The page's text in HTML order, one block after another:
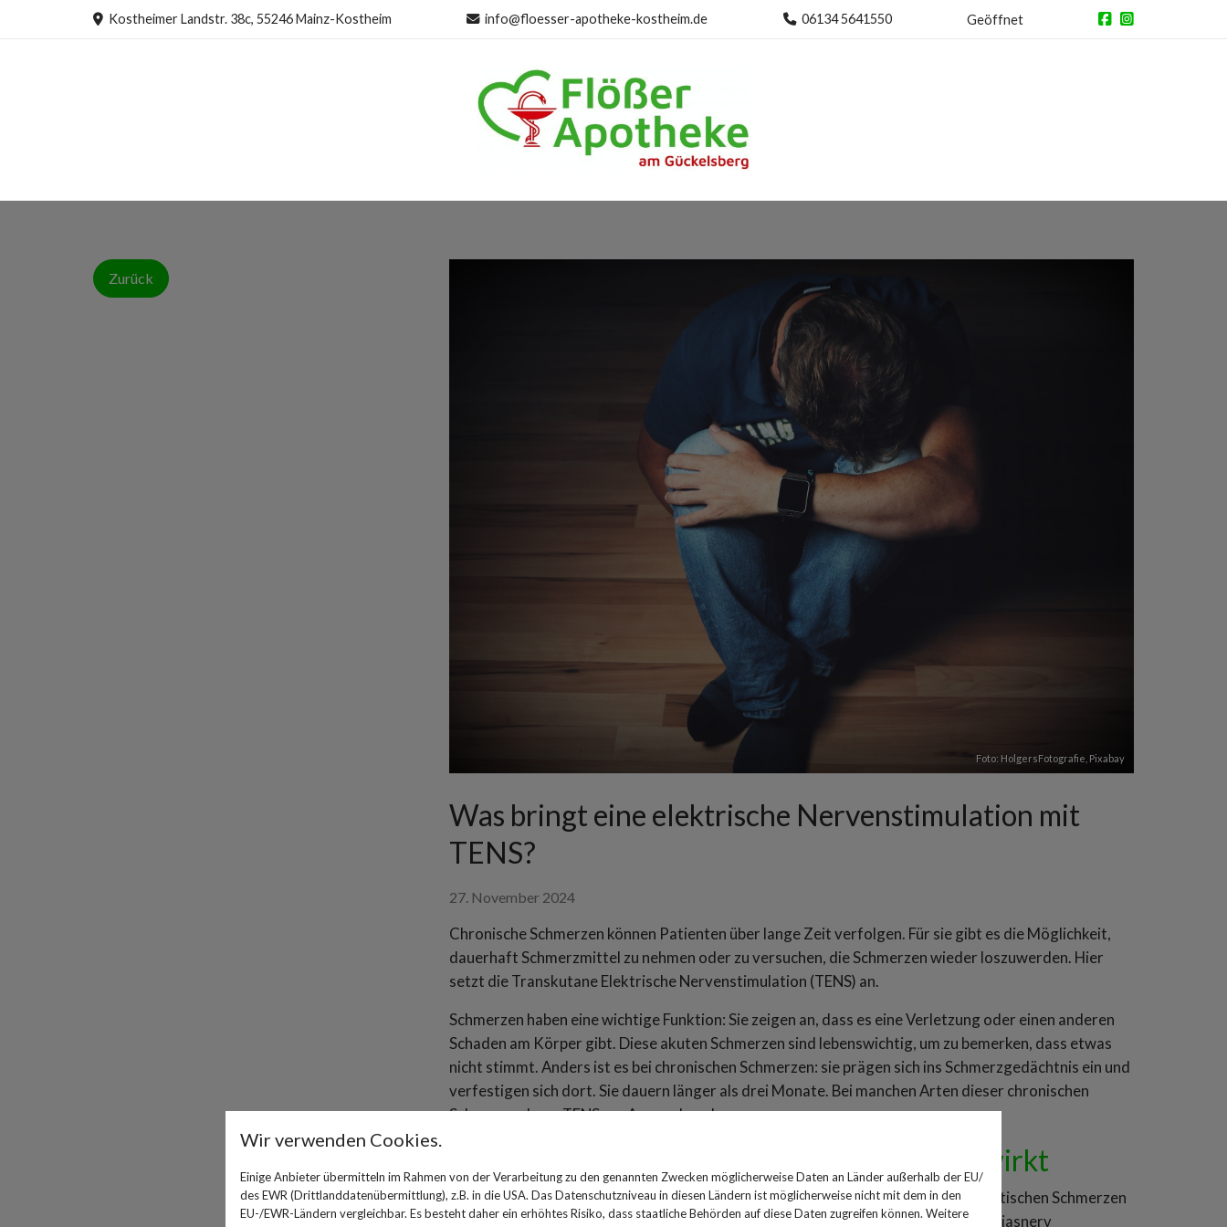
Kostheimer Landstr. 38c, 55246 Mainz-Kostheim info@floesser-apotheke-kostheim.de 06134 5641550 Geöffnet
Zurück
Foto: HolgersFotografie, Pixabay
Was bringt eine elektrische Nervenstimulation mit
TENS?
27. November 2024
Chronische Schmerzen können Patienten über lange Zeit verfolgen. Für sie gibt es die Möglichkeit,
dauerhaft Schmerzmittel zu nehmen oder zu versuchen, die Schmerzen wieder loszuwerden. Hier
setzt die Transkutane Elektrische Nervenstimulation (TENS) an.
Schmerzen haben eine wichtige Funktion: Sie zeigen an, dass es eine Verletzung oder einen anderen
Schaden am Körper gibt. Diese akuten Schmerzen sind lebenswichtig, um zu bemerken, dass etwas
nicht stimmt. Anders ist es bei chronischen Schmerzen: sie prägen sich ins Schmerzgedächtnis ein und
verfestigen sich dort. Sie dauern länger als drei Monate. Bei manchen Arten dieser chronischen
Schmerzen kann TENS zur Anwendung kommen.
Anwendungsgebiete von TENS und wie es wirkt
Die Transkutane Elektrische Nervenstimulation wird zum Beispiel bei posttraumatischen Schmerzen
nach einer Verletzung, bei Schmerzen der Nerven (Neuralgien), Schmerzen am Ischiasnerv
Wir verwenden Cookies.
Einige Anbieter übermitteln im Rahmen von der Verarbeitung zu den genannten Zwecken möglicherweise Daten an Länder außerhalb der EU/
des EWR (Drittlanddatenübermittlung), z.B. in die USA. Das Datenschutzniveau in diesen Ländern ist möglicherweise nicht mit dem in den
EU-/EWR-Ländern vergleichbar. Es besteht daher ein erhöhtes Risiko, dass staatliche Behörden auf diese Daten zugreifen können. Weitere